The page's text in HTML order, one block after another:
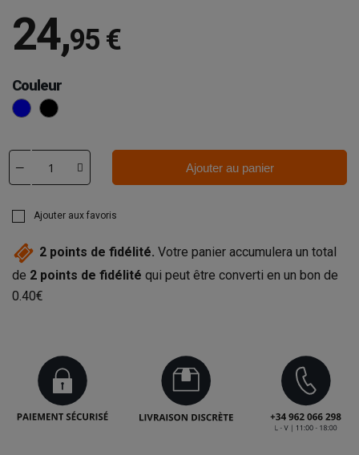
24,95 €
Couleur
Bleu Noir
Ajouter au panier
Ajouter aux favoris
2 points de fidélité. Votre panier accumulera un total
de 2 points de fidélité qui peut être converti en un bon de
0.40€